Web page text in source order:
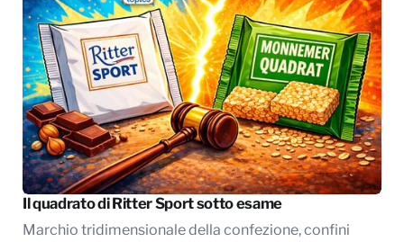
Il quadrato di Ritter Sport sotto esame
Marchio tridimensionale della confezione, confini